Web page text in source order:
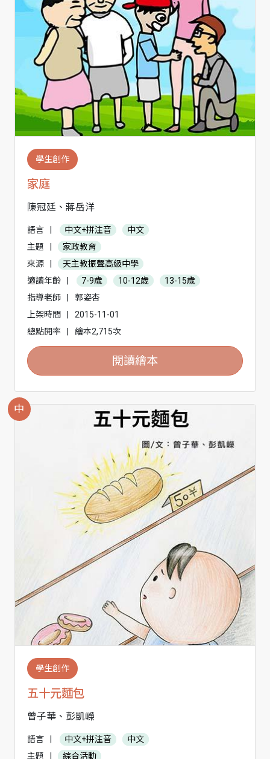
學生創作
家庭
陳冠廷、蔣岳洋
語言 中文+拼注音
中文
主題
家政教育
來源
天主教振聲高級中學
適讀年齡
7-9歲 10-12歲
13-15歲
指導老師
郭姿杏
上架時間
2015-11-01
總點閱率
繪本2,715次
閱讀繪本
中
學生創作
五十元麵包
曾子華、彭凱嶸
語言 中文+拼注音
中文
主題
綜合活動